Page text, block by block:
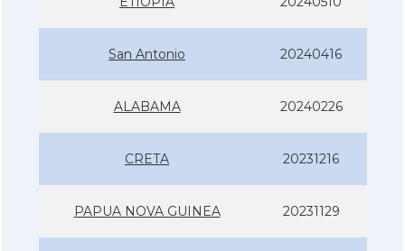
San Antonio 20240416
ALABAMA 20240226
CRETA 20231216
PAPUA NOVA GUINEA 20231129